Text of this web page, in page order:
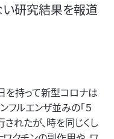
研究結果を報道
を持って新型コロナは
フルエンザ並みの「５
されたが、時を同じくし